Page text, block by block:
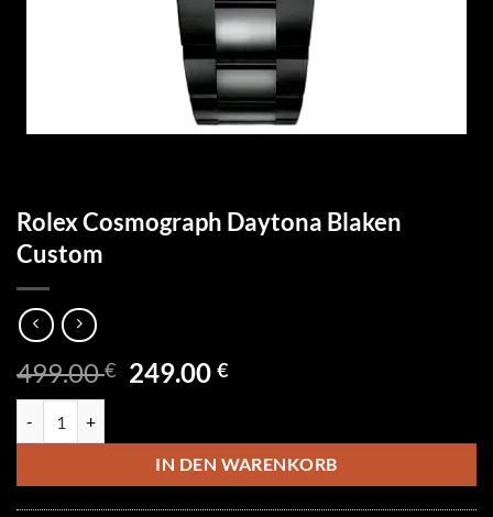
Rolex Cosmograph Daytona Blaken
Custom
499.00€ Ursprünglicher
499.00 €
249.00€Aktueller
249.00 €.
IN DEN WARENKORB